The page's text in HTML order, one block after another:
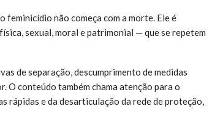
feminicídio não começa com a morte. Ele é
sexual, moral e patrimonial — que se repetem
de separação, descumprimento de medidas
conteúdo também chama atenção para o
rápidas e da desarticulação da rede de proteção,